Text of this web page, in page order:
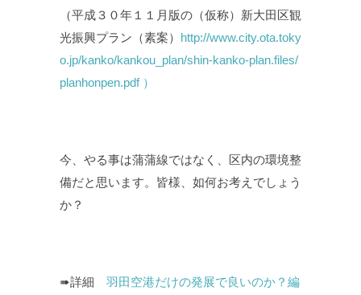
（平成３０年１１月版の（仮称）新大田区観
光振興プラン（素案） http://www.city.ota.toky
o.jp/kanko/kankou_plan/shin-kanko-plan.files/
planhonpen.pdf ）
今、やる事は蒲蒲線ではなく、区内の環境整
備だと思います。皆様、如何お考えでしょう
か？
➠詳細 羽田空港だけの発展で良いのか？編